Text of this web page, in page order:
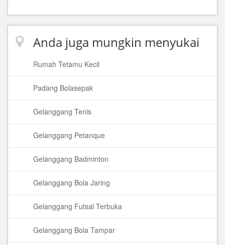
Anda juga mungkin menyukai
Rumah Tetamu Kecil
Padang Bolasepak
Gelanggang Tenis
Gelanggang Petanque
Gelanggang Badminton
Gelanggang Bola Jaring
Gelanggang Futsal Terbuka
Gelanggang Bola Tampar